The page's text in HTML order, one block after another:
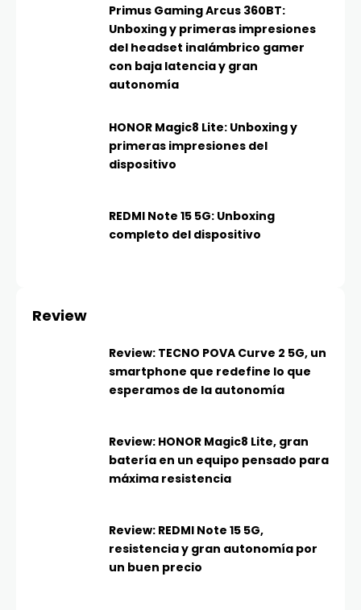
Primus Gaming Arcus 360BT:
Unboxing y primeras impresiones
del headset inalámbrico gamer
con baja latencia y gran
autonomía
HONOR Magic8 Lite: Unboxing y
primeras impresiones del
dispositivo
REDMI Note 15 5G: Unboxing
completo del dispositivo
Review
Review: TECNO POVA Curve 2 5G, un
smartphone que redefine lo que
esperamos de la autonomía
Review: HONOR Magic8 Lite, gran
batería en un equipo pensado para
máxima resistencia
Review: REDMI Note 15 5G,
resistencia y gran autonomía por
un buen precio